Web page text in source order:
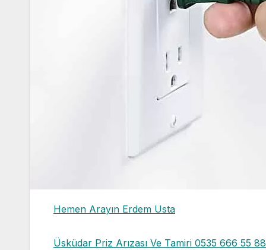
Hemen Arayın Erdem Usta
Üsküdar Priz Arızası Ve Tamiri 0535 666 55 88